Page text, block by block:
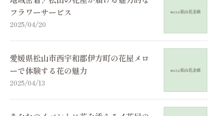
フラワーサービス
2025/04/20
愛媛県松山市西宇和郡伊方町の花屋メロ
ーで体験する花の魅力
2025/04/13